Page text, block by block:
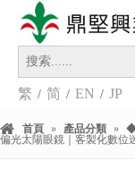
繁 / 简 / EN / JP
首頁 » 產品分類 » ◆
偏光太陽眼鏡｜客製化數位